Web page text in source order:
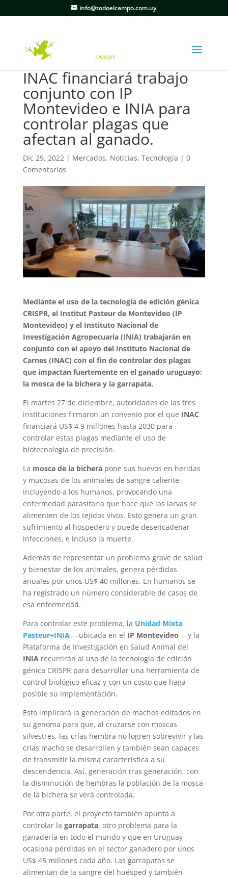
info@todoelcampo.com.uy
INAC financiará trabajo
conjunto con IP
Montevideo e INIA para
controlar plagas que
afectan al ganado.
Dic 29, 2022| Mercados, Noticias, Tecnología | 0
Comentarios
Mediante el uso de la tecnología de edición génica
CRISPR, el Institut Pasteur de Montevideo (IP
Montevideo) y el Instituto Nacional de
Investigación Agropecuaria (INIA) trabajarán en
conjunto con el apoyo del Instituto Nacional de
Carnes (INAC) con el fin de controlar dos plagas
que impactan fuertemente en el ganado uruguayo:
la mosca de la bichera y la garrapata.
El martes 27 de diciembre, autoridades de las tres
instituciones firmaron un convenio por el que INAC
financiará US$ 4,9 millones hasta 2030 para
controlar estas plagas mediante el uso de
biotecnología de precisión.
La mosca de la bicherapone sus huevos en heridas
y mucosas de los animales de sangre caliente,
incluyendo a los humanos, provocando una
enfermedad parasitaria que hace que las larvas se
alimenten de los tejidos vivos. Esto genera un gran
sufrimiento al hospedero y puede desencadenar
infecciones, e incluso la muerte.
Además de representar un problema grave de salud
y bienestar de los animales, genera pérdidas
anuales por unos US$ 40 millones. En humanos se
ha registrado un número considerable de casos de
esa enfermedad.
Para controlar este problema, la Unidad Mixta
Pasteur+INIA—ubicada en el IP Montevideo— y la
Plataforma de Investigación en Salud Animal del
INIArecurrirán al uso de la tecnología de edición
génica CRISPR para desarrollar una herramienta de
control biológico eficaz y con un costo que haga
posible su implementación.
Esto implicará la generación de machos editados en
su genoma para que, al cruzarse con moscas
silvestres, las crías hembra no logren sobrevivir y las
crías macho se desarrollen y también sean capaces
de transmitir la misma característica a su
descendencia. Así, generación tras generación, con
la disminución de hembras la población de la mosca
de la bichera se verá controlada.
Por otra parte, el proyecto también apunta a
controlar la garrapata, otro problema para la
ganadería en todo el mundo y que en Uruguay
ocasiona pérdidas en el sector ganadero por unos
US$ 45 millones cada año. Las garrapatas se
alimentan de la sangre del huésped y también